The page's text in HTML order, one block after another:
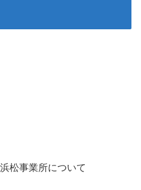
松事業所について